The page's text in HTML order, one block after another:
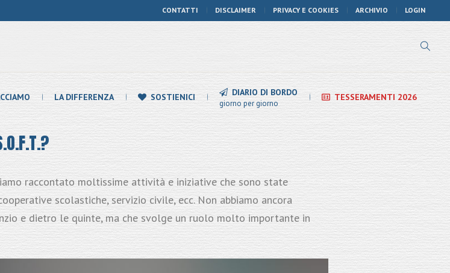
CONTATTI DISCLAIMER PRIVACY E COOKIES ARCHIVIO LOGIN
LA DIFFERENZA SOSTIENICI DIARIO DI BORDO
giorno per giorno
TESSERAMENTI 2026
raccontato moltissime attività e iniziative che sono state
scolastiche, servizio civile, ecc. Non abbiamo ancora
e dietro le quinte, ma che svolge un ruolo molto importante in